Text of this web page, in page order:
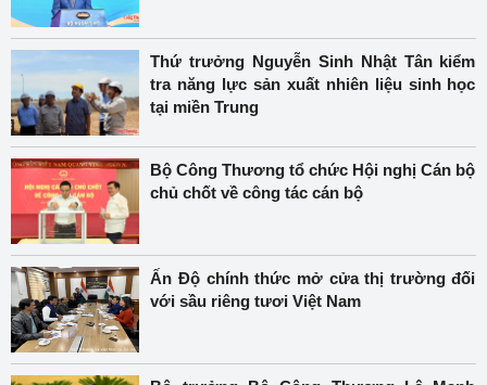
Thứ trưởng Nguyễn Sinh Nhật Tân kiểm
tra năng lực sản xuất nhiên liệu sinh học
tại miền Trung
Bộ Công Thương tổ chức Hội nghị Cán bộ
chủ chốt về công tác cán bộ
Ấn Độ chính thức mở cửa thị trường đối
với sầu riêng tươi Việt Nam